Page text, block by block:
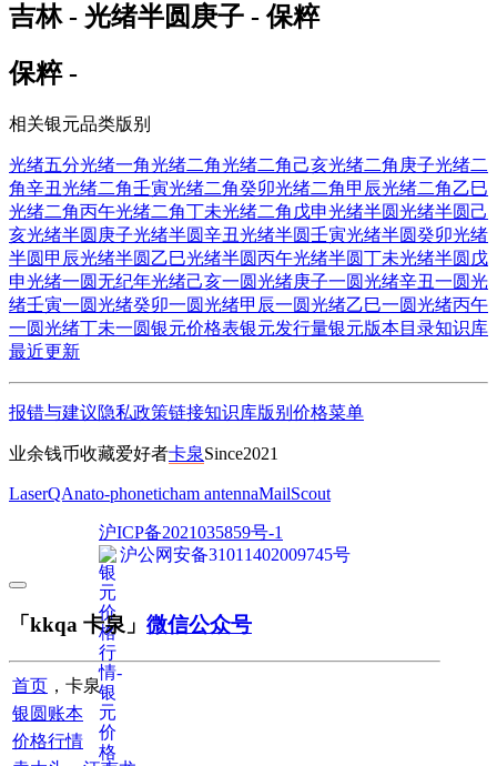
吉林 - 光绪半圆庚子 - 保粹
保粹 -
相关银元品类版别
光绪五分光绪一角光绪二角光绪二角己亥光绪二角庚子光绪二
角辛丑光绪二角壬寅光绪二角癸卯光绪二角甲辰光绪二角乙巳
光绪二角丙午光绪二角丁未光绪二角戊申光绪半圆光绪半圆己
亥光绪半圆庚子光绪半圆辛丑光绪半圆壬寅光绪半圆癸卯光绪
半圆甲辰光绪半圆乙巳光绪半圆丙午光绪半圆丁未光绪半圆戊
申光绪一圆无纪年光绪己亥一圆光绪庚子一圆光绪辛丑一圆光
绪壬寅一圆光绪癸卯一圆光绪甲辰一圆光绪乙巳一圆光绪丙午
一圆光绪丁未一圆银元价格表银元发行量银元版本目录知识库
最近更新
报错与建议隐私政策链接知识库版别 价格菜单
业余钱币收藏爱好者卡泉Since2021
LaserQAnato-phoneticham antennaMailScout
沪ICP备2021035859号-1
沪公网安备31011402009745号
「kkqa 卡泉」 微信公众号
首页 ，卡泉
银圆账本
价格行情